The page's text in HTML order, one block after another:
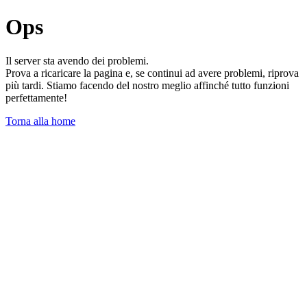
Ops
Il server sta avendo dei problemi.
Prova a ricaricare la pagina e, se continui ad avere problemi, riprova
più tardi. Stiamo facendo del nostro meglio affinché tutto funzioni
perfettamente!
Torna alla home